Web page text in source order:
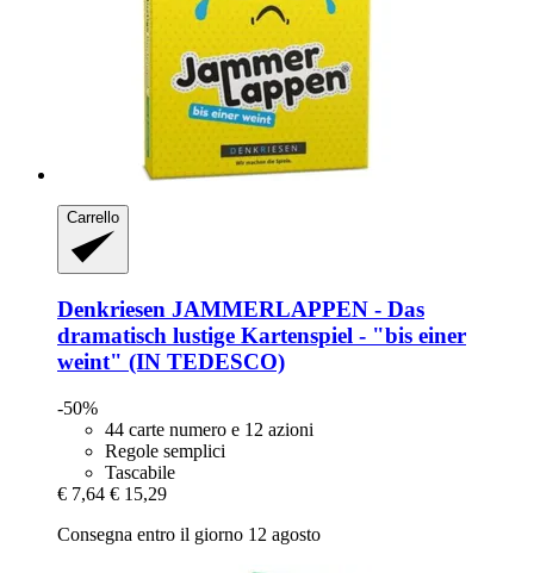
Carrello
Denkriesen JAMMERLAPPEN -​ Das
dramatisch lustige Kartenspiel -​ "bis einer
weint" (IN TEDESCO)
-50%
44 carte numero e 12 azioni
Regole semplici
Tascabile
€ 7,64 € 15,29
Consegna entro il giorno 12 agosto